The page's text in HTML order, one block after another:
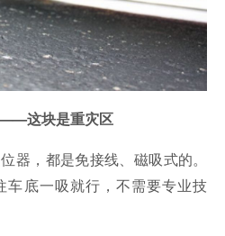
这块是重灾区
器，都是免接线、磁吸式的。
车底一吸就行，不需要专业技